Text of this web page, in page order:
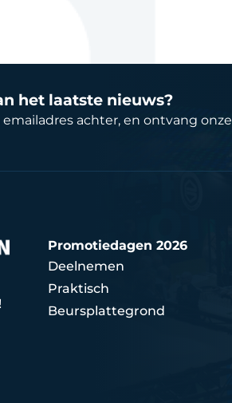
het laatste nieuws?
achter, en ontvang onze
Promotiedagen 2026
Deelnemen
Praktisch
Beursplattegrond